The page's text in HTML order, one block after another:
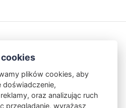
Prywatności
plików cookies, aby
doświadczenie,
oraz analizując ruch
przeglądanie, wyrażasz